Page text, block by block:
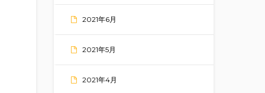
2021年6月
2021年5月
2021年4月